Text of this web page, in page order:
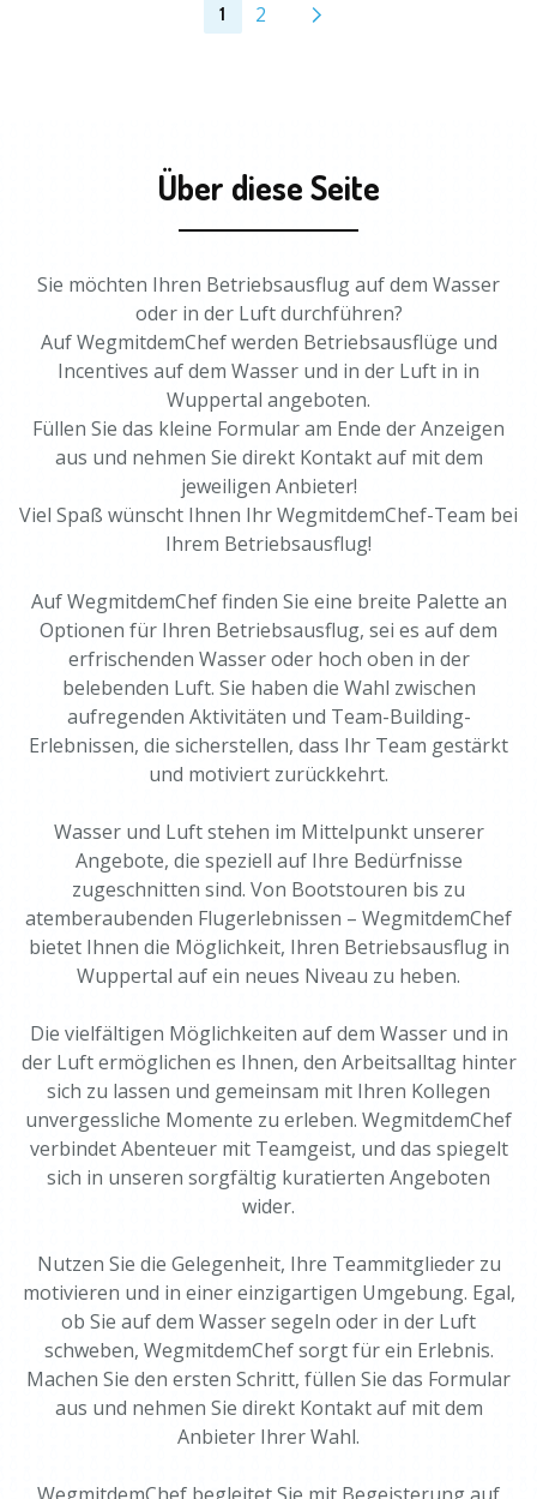
1 2
Über diese Seite
Sie möchten Ihren Betriebsausflug auf dem Wasser
oder in der Luft durchführen?
Auf WegmitdemChef werden Betriebsausflüge und
Incentives auf dem Wasser und in der Luft in in
Wuppertal angeboten.
Füllen Sie das kleine Formular am Ende der Anzeigen
aus und nehmen Sie direkt Kontakt auf mit dem
jeweiligen Anbieter!
Viel Spaß wünscht Ihnen Ihr WegmitdemChef-Team bei
Ihrem Betriebsausflug!
Auf WegmitdemChef finden Sie eine breite Palette an
Optionen für Ihren Betriebsausflug, sei es auf dem
erfrischenden Wasser oder hoch oben in der
belebenden Luft. Sie haben die Wahl zwischen
aufregenden Aktivitäten und Team-Building-
Erlebnissen, die sicherstellen, dass Ihr Team gestärkt
und motiviert zurückkehrt.
Wasser und Luft stehen im Mittelpunkt unserer
Angebote, die speziell auf Ihre Bedürfnisse
zugeschnitten sind. Von Bootstouren bis zu
atemberaubenden Flugerlebnissen – WegmitdemChef
bietet Ihnen die Möglichkeit, Ihren Betriebsausflug in
Wuppertal auf ein neues Niveau zu heben.
Die vielfältigen Möglichkeiten auf dem Wasser und in
der Luft ermöglichen es Ihnen, den Arbeitsalltag hinter
sich zu lassen und gemeinsam mit Ihren Kollegen
unvergessliche Momente zu erleben. WegmitdemChef
verbindet Abenteuer mit Teamgeist, und das spiegelt
sich in unseren sorgfältig kuratierten Angeboten
wider.
Nutzen Sie die Gelegenheit, Ihre Teammitglieder zu
motivieren und in einer einzigartigen Umgebung. Egal,
ob Sie auf dem Wasser segeln oder in der Luft
schweben, WegmitdemChef sorgt für ein Erlebnis.
Machen Sie den ersten Schritt, füllen Sie das Formular
aus und nehmen Sie direkt Kontakt auf mit dem
Anbieter Ihrer Wahl.